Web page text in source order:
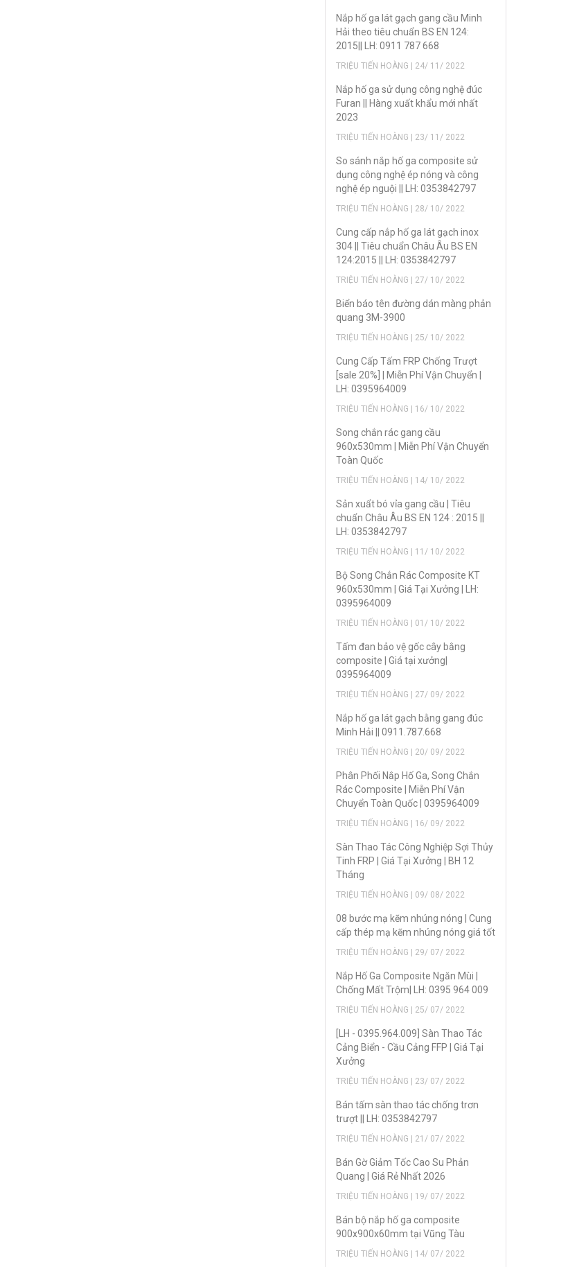
Nắp hố ga lát gạch gang cầu Minh
Hải theo tiêu chuẩn BS EN 124:
2015|| LH: 0911 787 668
TRIỆU TIẾN HOÀNG | 24/ 11/ 2022
Nắp hố ga sử dụng công nghệ đúc
Furan || Hàng xuất khẩu mới nhất
2023
TRIỆU TIẾN HOÀNG | 23/ 11/ 2022
So sánh nắp hố ga composite sử
dụng công nghệ ép nóng và công
nghệ ép nguội || LH: 0353842797
TRIỆU TIẾN HOÀNG | 28/ 10/ 2022
Cung cấp nắp hố ga lát gạch inox
304 || Tiêu chuẩn Châu Âu BS EN
124:2015 || LH: 0353842797
TRIỆU TIẾN HOÀNG | 27/ 10/ 2022
Biển báo tên đường dán màng phản
quang 3M-3900
TRIỆU TIẾN HOÀNG | 25/ 10/ 2022
Cung Cấp Tấm FRP Chống Trượt
[sale 20%] | Miễn Phí Vận Chuyển |
LH: 0395964009
TRIỆU TIẾN HOÀNG | 16/ 10/ 2022
Song chắn rác gang cầu
960x530mm | Miễn Phí Vận Chuyển
Toàn Quốc
TRIỆU TIẾN HOÀNG | 14/ 10/ 2022
Sản xuẩt bó vỉa gang cầu | Tiêu
chuẩn Châu Âu BS EN 124 : 2015 ||
LH: 0353842797
TRIỆU TIẾN HOÀNG | 11/ 10/ 2022
Bộ Song Chắn Rác Composite KT
960x530mm | Giá Tại Xưởng | LH:
0395964009
TRIỆU TIẾN HOÀNG | 01/ 10/ 2022
Tấm đan bảo vệ gốc cây bằng
composite | Giá tại xưởng|
0395964009
TRIỆU TIẾN HOÀNG | 27/ 09/ 2022
Nắp hố ga lát gạch bằng gang đúc
Minh Hải || 0911.787.668
TRIỆU TIẾN HOÀNG | 20/ 09/ 2022
Phân Phối Nắp Hố Ga, Song Chắn
Rác Composite | Miễn Phí Vận
Chuyển Toàn Quốc | 0395964009
TRIỆU TIẾN HOÀNG | 16/ 09/ 2022
Sàn Thao Tác Công Nghiệp Sợi Thủy
Tinh FRP | Giá Tại Xưởng | BH 12
Tháng
TRIỆU TIẾN HOÀNG | 09/ 08/ 2022
08 bước mạ kẽm nhúng nóng | Cung
cấp thép mạ kẽm nhúng nóng giá tốt
TRIỆU TIẾN HOÀNG | 29/ 07/ 2022
Nắp Hố Ga Composite Ngăn Mùi |
Chống Mất Trộm| LH: 0395 964 009
TRIỆU TIẾN HOÀNG | 25/ 07/ 2022
[LH - 0395.964.009] Sàn Thao Tác
Cảng Biển - Cầu Cảng FFP | Giá Tại
Xưởng
TRIỆU TIẾN HOÀNG | 23/ 07/ 2022
Bán tấm sàn thao tác chống trơn
trượt || LH: 0353842797
TRIỆU TIẾN HOÀNG | 21/ 07/ 2022
Bán Gờ Giảm Tốc Cao Su Phản
Quang | Giá Rẻ Nhất 2026
TRIỆU TIẾN HOÀNG | 19/ 07/ 2022
Bán bộ nắp hố ga composite
900x900x60mm tại Vũng Tàu
TRIỆU TIẾN HOÀNG | 14/ 07/ 2022